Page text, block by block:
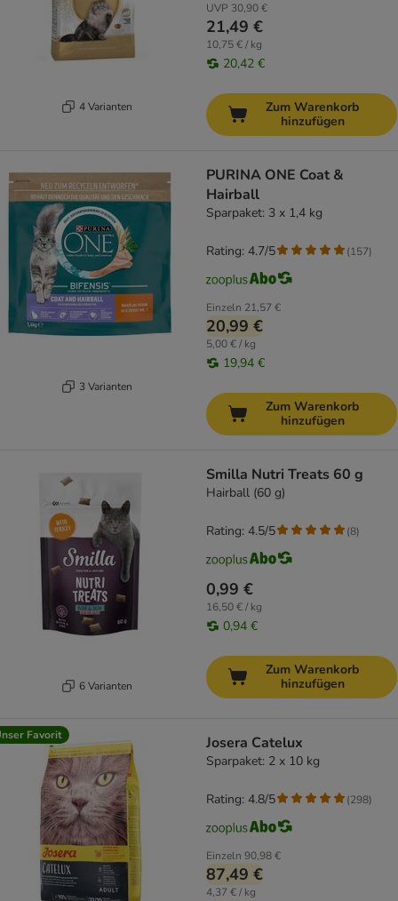
4 Varianten
UVP 30,90 €
21,49 €
10,75 € / kg
20,42 €
Zum Warenkorb
hinzufügen
3 Varianten
PURINA ONE Coat &
Hairball
Sparpaket: 3 x 1,4 kg
Einzeln 21,57 €
20,99 €
5,00 € / kg
19,94 €
Rating: 4.7/5 (157)
Zum Warenkorb
hinzufügen
6 Varianten
Smilla Nutri Treats 60 g
Hairball (60 g)
0,99 €
16,50 € / kg
0,94 €
Rating: 4.5/5 (8)
Zum Warenkorb
hinzufügen
Favorit Josera Catelux
Sparpaket: 2 x 10 kg
Einzeln 90,98 €
87,49 €
4,37 € / kg
Rating: 4.8/5 (298)